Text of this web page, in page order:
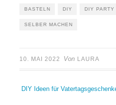
BASTELN DIY DIY PARTY
SELBER MACHEN
10. MAI 2022 Von LAURA
DIY Ideen für